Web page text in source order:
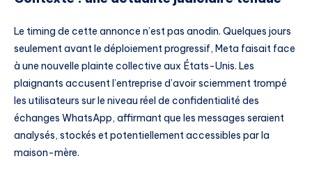
Le timing de cette annonce n’est pas anodin. Quelques jours
seulement avant le déploiement progressif, Meta faisait face
à une nouvelle plainte collective aux États-Unis. Les
plaignants accusent l’entreprise d’avoir sciemment trompé
les utilisateurs sur le niveau réel de confidentialité des
échanges WhatsApp, affirmant que les messages seraient
analysés, stockés et potentiellement accessibles par la
maison-mère.